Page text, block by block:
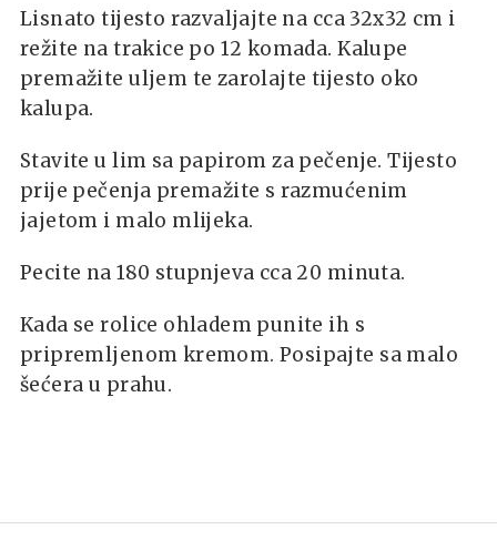
Lisnato tijesto razvaljajte na cca 32x32 cm i
režite na trakice po 12 komada. Kalupe
premažite uljem te zarolajte tijesto oko
kalupa.
Stavite u lim sa papirom za pečenje. Tijesto
prije pečenja premažite s razmućenim
jajetom i malo mlijeka.
Pecite na 180 stupnjeva cca 20 minuta.
Kada se rolice ohladem punite ih s
pripremljenom kremom. Posipajte sa malo
šećera u prahu.